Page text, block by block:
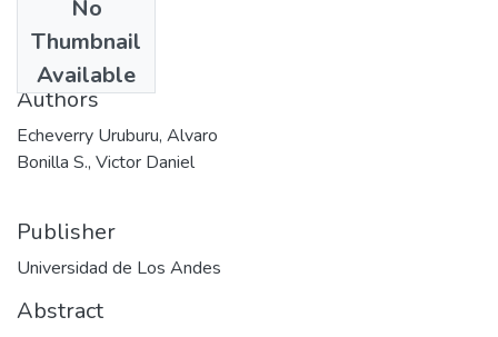
No
Thumbnail
Available
1987
Authors
Echeverry Uruburu, Alvaro
Bonilla S., Victor Daniel
Publisher
Universidad de Los Andes
Abstract